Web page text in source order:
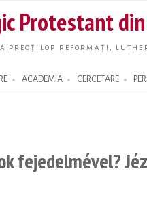
main
Protestant
PREOȚILOR REFORMAȚI,
ACADEMIA CERCETARE
fejedelmével?